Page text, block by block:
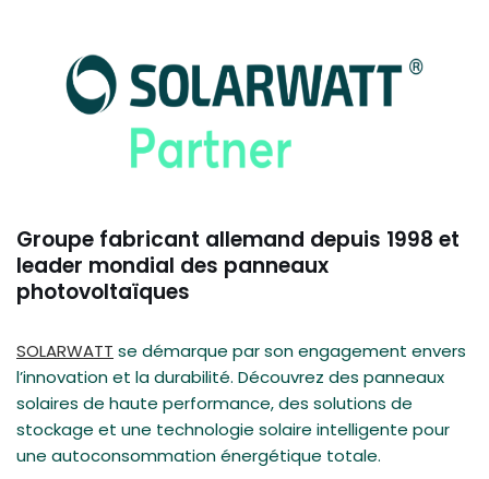
Groupe fabricant allemand depuis 1998 et
leader mondial des panneaux
photovoltaïques
SOLARWATT se démarque par son engagement envers
l’innovation et la durabilité. Découvrez des panneaux
solaires de haute performance, des solutions de
stockage et une technologie solaire intelligente pour
une autoconsommation énergétique totale.